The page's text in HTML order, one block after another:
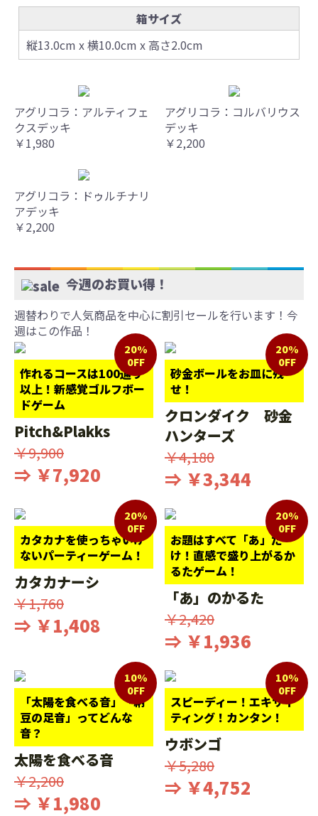
箱サイズ
縦13.0cm x 横10.0cm x 高さ2.0cm
アグリコラ：アルティフェ
クスデッキ
￥1,980
アグリコラ：コルバリウス
デッキ
￥2,200
アグリコラ：ドゥルチナリ
アデッキ
￥2,200
今週のお買い得！
週替わりで人気商品を中心に割引セールを行います！今
週はこの作品！
作れるコースは100通り
以上！新感覚ゴルフボー
ドゲーム
20%
0FF
Pitch&Plakks
￥9,900
⇒ ￥7,920
砂金ボールをお皿に残
せ！
20%
0FF
クロンダイク 砂金
ハンターズ
￥4,180
⇒ ￥3,344
カタカナを使っちゃいけ
ないパーティーゲーム！
20%
0FF
カタカナーシ
￥1,760
⇒ ￥1,408
お題はすべて「あ」だ
け！直感で盛り上がるか
るたゲーム！
20%
0FF
「あ」のかるた
￥2,420
⇒ ￥1,936
「太陽を食べる音」「納
豆の足音」ってどんな
音？
10%
0FF
太陽を食べる音
￥2,200
⇒ ￥1,980
スピーディー！エキサイ
ティング！カンタン！
10%
0FF
ウボンゴ
￥5,280
⇒ ￥4,752